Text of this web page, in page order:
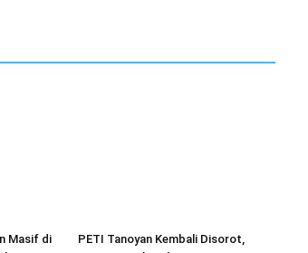
Masif di
PETI Tanoyan Kembali Disorot,